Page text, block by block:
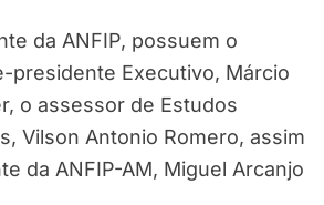
da ANFIP, possuem o
presidente Executivo, Márcio
o assessor de Estudos
Vilson Antonio Romero, assim
da ANFIP-AM, Miguel Arcanjo